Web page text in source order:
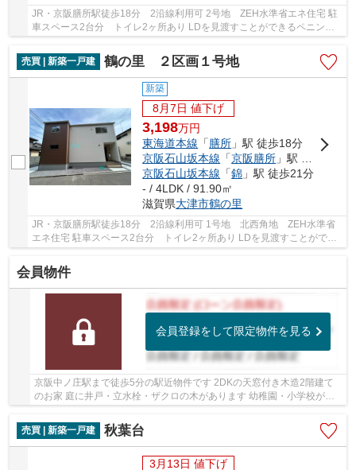
JR・京阪膳所駅徒歩18分 2沿線利用可 2号地 ZEH水準省エネ住宅 駐
車スペース2台分 トイレ2ヶ所あり LDを見渡すことができるペニンシ
ュラキッチン採用 フラット35ｓ（金利Ａ）対応可
売買 | 新築一戸建
鶴の里 ２区画１号地
新築
8月7日 値下げ
3,198万円
東海道本線 「膳所 」駅 徒歩18分
京阪石山坂本線 「京阪膳所 」駅 徒歩18分
京阪石山坂本線 「錦 」駅 徒歩21分
- / 4LDK / 91.90㎡
滋賀県大津市鶴の里
JR・京阪膳所駅徒歩18分 2沿線利用可 1号地 北西角地 ZEH水準省
エネ住宅 駐車スペース2台分 トイレ2ヶ所あり LDを見渡すことができ
るペニンシュラキッチン採用 フラット35ｓ（金利...
会員物件
会員登録をして限定物件を見る
京阪中ノ庄駅まで徒歩5分の駅近物件です 2DKの天窓付き木造2階建て
のお家 庭に井戸・立水栓・ザクロの木があります 幼稚園・小学校が近
売買 | 新築一戸建
秋葉台
3月13日 値下げ